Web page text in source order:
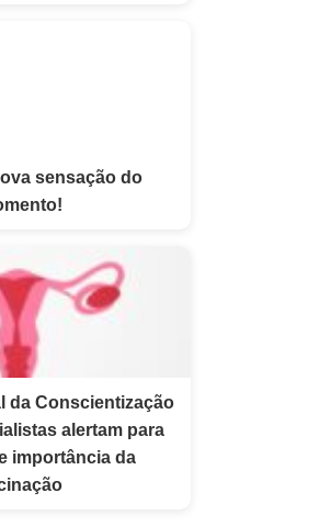
sensação do
da Conscientização
alertam para
importância da